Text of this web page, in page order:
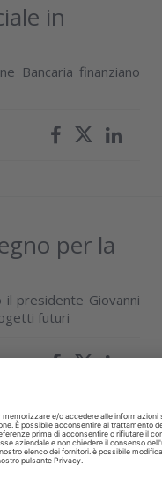
in
Bancaria finanziano
per la
il presidente Giovanni
futuri
inizia